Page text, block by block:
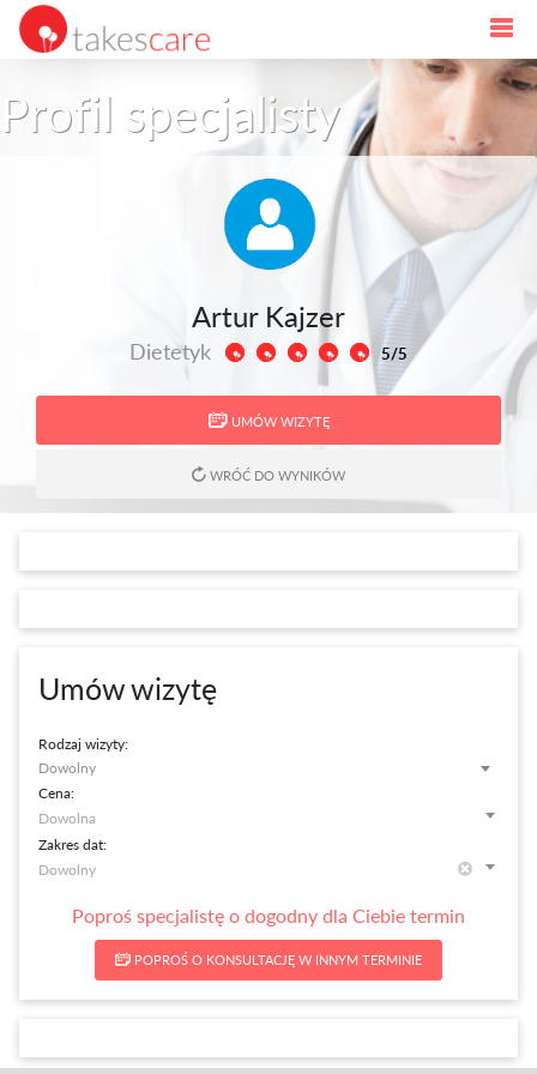
Profil specjalisty
Artur Kajzer
Dietetyk 5/5
UMÓW WIZYTĘ
WRÓĆ DO WYNIKÓW
Umów wizytę
Rodzaj wizyty:
Dowolny
Cena:
Zakres dat:
Poproś specjalistę o dogodny dla Ciebie termin
POPROŚ O KONSULTACJĘ W INNYM TERMINIE